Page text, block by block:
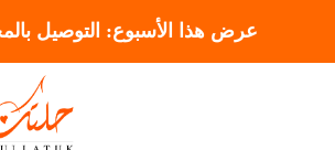
عرض هذا الأسبوع: التوصيل